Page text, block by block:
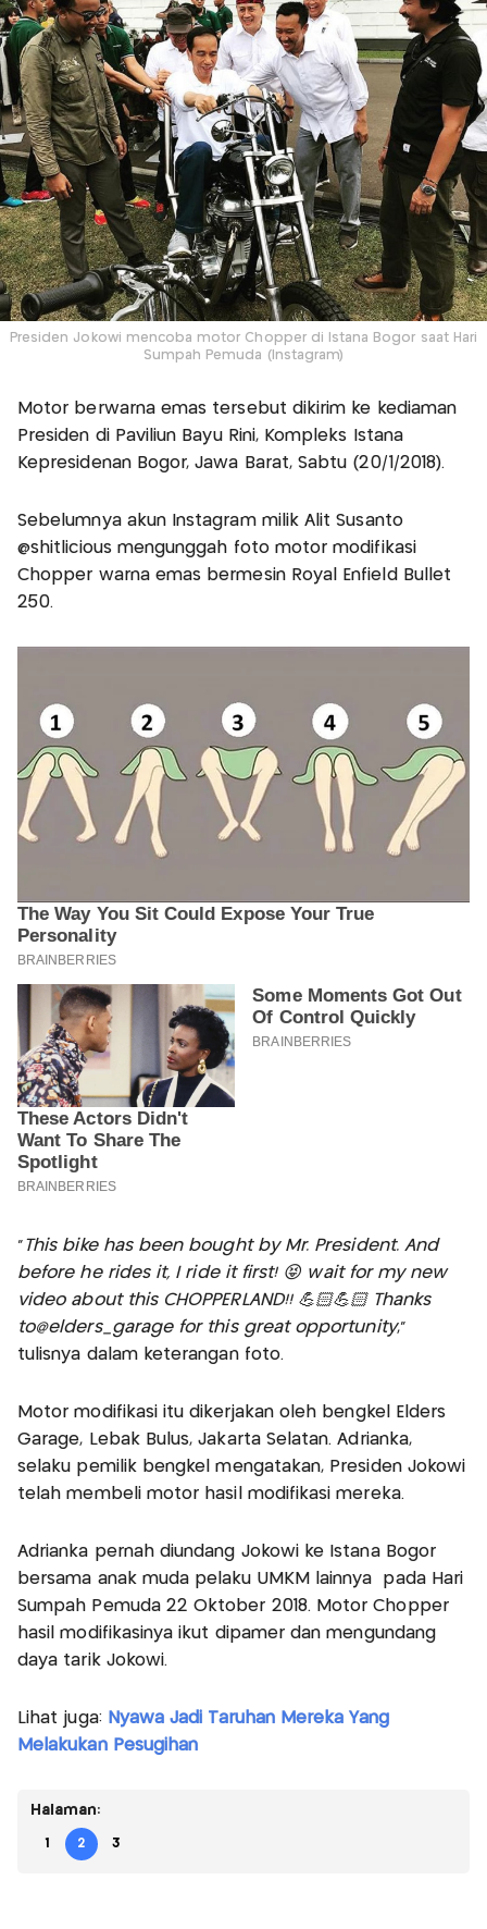
Presiden Jokowi mencoba motor Chopper di Istana Bogor saat Hari
Sumpah Pemuda (Instagram)
Motor berwarna emas tersebut dikirim ke kediaman
Presiden di Paviliun Bayu Rini, Kompleks Istana
Kepresidenan Bogor, Jawa Barat, Sabtu (20/1/2018). ‎
Sebelumnya akun Instagram milik Alit Susanto
@shitlicious mengunggah foto motor modifikasi
Chopper warna emas bermesin Royal Enfield Bullet
250.
" This bike has been bought by Mr. President. And
before he rides it, I ride it first! 😝 wait for my new
video about this CHOPPERLAND!! 💪🏻💪🏻 Thanks
to@elders_garage for this great opportunity,"
tulisnya dalam keterangan foto.
Motor modifikasi itu dikerjakan oleh bengkel Elders
Garage, Lebak Bulus, Jakarta Selatan. Adrianka,
selaku pemilik bengkel mengatakan, Presiden Jokowi
telah membeli motor hasil modifikasi mereka.
Adrianka pernah diundang Jokowi ke Istana Bogor
bersama anak muda pelaku UMKM lainnya pada Hari
Sumpah Pemuda 22 Oktober 2018. Motor Chopper
hasil modifikasinya ikut dipamer dan mengundang
daya tarik Jokowi.
Lihat juga: Nyawa Jadi Taruhan Mereka Yang
Melakukan Pesugihan
Halaman:
1 2 3